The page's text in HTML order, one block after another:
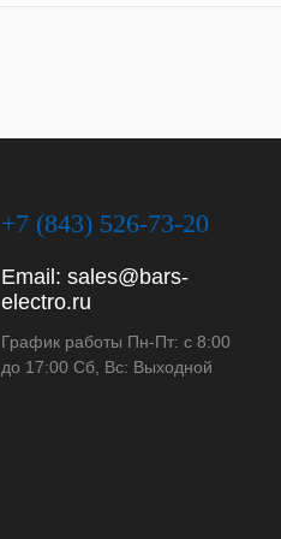
+7 (843) 526-73-20
Email: sales@bars-
electro.ru
График работы Пн-Пт: с 8:00
до 17:00 Сб, Вс: Выходной